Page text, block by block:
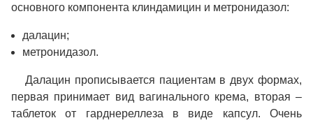
основного компонента клиндамицин и метронидазол:
далацин;
метронидазол.
Далацин прописывается пациентам в двух формах,
первая принимает вид вагинального крема, вторая –
таблеток от гарднереллеза в виде капсул. Очень